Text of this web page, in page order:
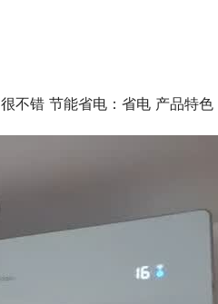
不错 节能省电：省电 产品特色